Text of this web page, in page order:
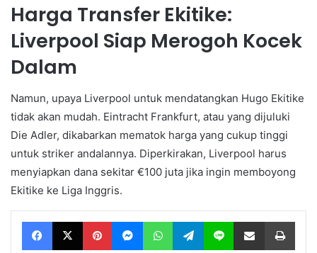
Harga Transfer Ekitike:
Liverpool Siap Merogoh Kocek
Dalam
Namun, upaya Liverpool untuk mendatangkan Hugo Ekitike
tidak akan mudah. Eintracht Frankfurt, atau yang dijuluki
Die Adler, dikabarkan mematok harga yang cukup tinggi
untuk striker andalannya. Diperkirakan, Liverpool harus
menyiapkan dana sekitar €100 juta jika ingin memboyong
Ekitike ke Liga Inggris.
Facebook X Pinterest Messenger WhatsApp Telegram Line Share via Email